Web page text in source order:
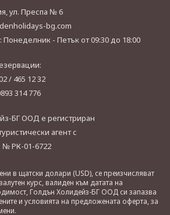
ул. Преспа № 6
bg.com
Понеделник - Петъкот 09:30 до 18:00
/ 465 12 32
314 776
БГ ООД е регистриран
агент с
№ РК-01-6722
в щатски долари (USD), се преизчисляват
курс, валиден към датата на
Голдън Холидейз-БГ ООД си запазва
и условията на предложената оферта, за